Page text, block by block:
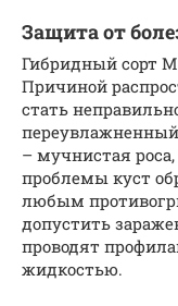
Защита от
Гибридный сорт
Причиной
стать
– мучнистая
проблемы куст
любым
допустить
проводят
жидкостью.